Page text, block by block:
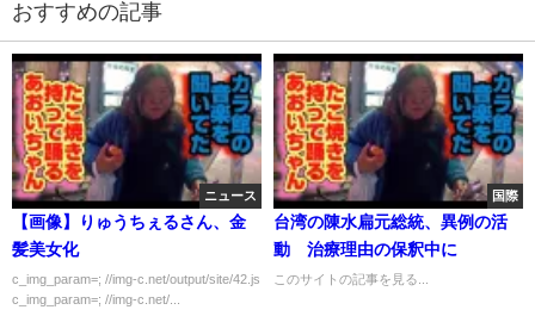
おすすめの記事
ニュース
【画像】りゅうちぇるさん、金
髪美女化
c_img_param=; //img-c.net/output/site/42.js
c_img_param=; //img-c.net/...
国際
台湾の陳水扁元総統、異例の活
動 治療理由の保釈中に
このサイトの記事を見る...